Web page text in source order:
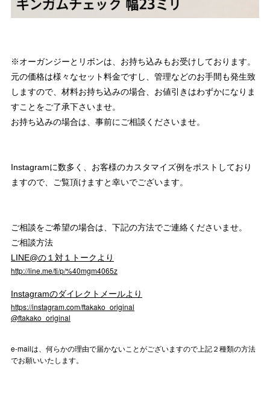
※オーガンジーとリボンは、お持ち込みもお受けしております。
元の価格は様々なセット料金ですし、管理などのお手間も発生致
しますので、材料お持ち込みの場合、お値引きはわずかになりま
すことをご了承下さいませ。
お持ち込みの場合は、事前にご相談くださいませ。
Instagramに数多く、お客様のカスタマイズ例をポストしており
ますので、ご覧頂けますと幸いでございます。
ご相談をご希望の場合は、下記の方法でご連絡くださいませ。
ご相談方法
LINE@の１対１トークより
http://line.me/ti/p/%40mgm4065z
Instagramのダイレクトメールより
https://instagram.com/ftakako_original
@ftakako_original
e-mailは、何らかの理由で届かないことがございますので上記２種類の方法
でお願いいたします。